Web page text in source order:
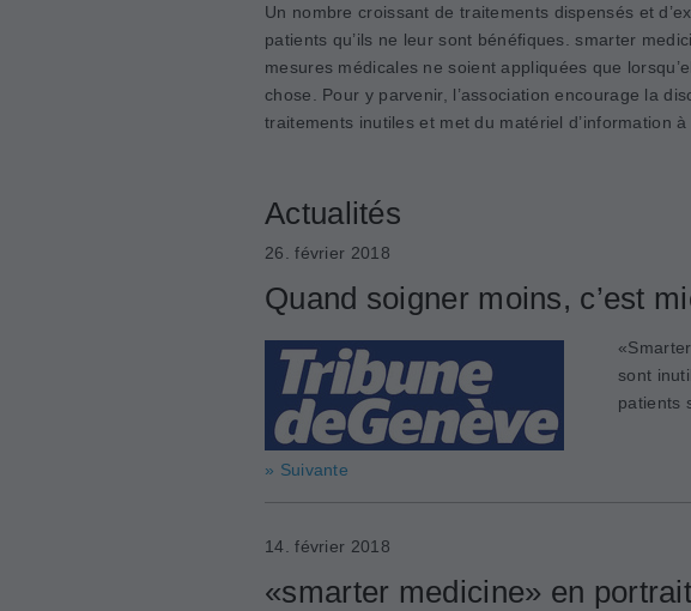
Un nombre croissant de traitements dispensés et
patients qu’ils ne leur sont bénéfiques. smarter
mesures médicales ne soient appliquées que
chose. Pour y parvenir, l’association encourage la
traitements inutiles et met du matériel d’information à
Actualités
26. février 2018
Quand soigner moins, c’est
sont
patients
» Suivante
14. février 2018
«smarter medicine» en